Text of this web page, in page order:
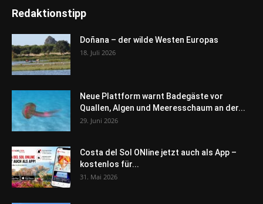
Redaktionstipp
Doñana – der wilde Westen Europas
18. Juli 2026
Neue Plattform warnt Badegäste vor
Quallen, Algen und Meeresschaum an der...
29. Juni 2026
Costa del Sol ONline jetzt auch als App –
kostenlos für...
31. Mai 2026